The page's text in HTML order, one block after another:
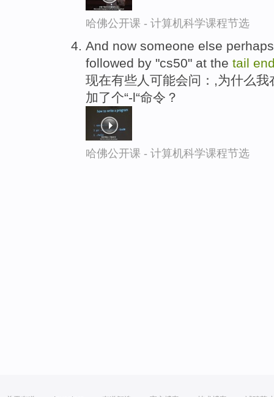
哈佛公开课 - 计算机科学课程节选
And now someone else
followed by "cs50" at the tail
现在有些人可能会问：,为什么我
加了个“-l“命令？
哈佛公开课 - 计算机科学课程节选